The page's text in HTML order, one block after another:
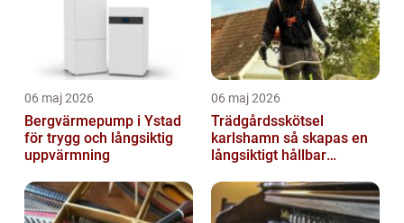
06 maj 2026
Bergvärmepump i Ystad
för trygg och långsiktig
uppvärmning
06 maj 2026
Trädgårdsskötsel
karlshamn så skapas en
långsiktigt hållbar